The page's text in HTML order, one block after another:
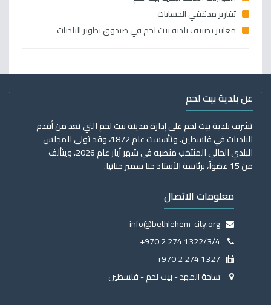
تقارير مدققي الحسابات
معايير تصنيف بلدية بيت لحم في صندوق تطوير البلديات
عن بلدية بيت لحم
تشرف بلدية بيت لحم على إدارة مدينة بيت لحم التي تعد من أقدم
البلديات في فلسطين. وتأسست عام 1872، وقد تولى المجلس
البلدي الحالي المنتخب منصبه في شهر أيار عام 2026، ويتألف
من 15 عضواً، برئاسة الأستاذ حنا سمير حنانيا.
معلومات الاتصال
info@bethlehem-city.org
+970 2 274 1322/3/4
+970 2 274 1327
ساحة المهد - بيت لحم - فلسطين